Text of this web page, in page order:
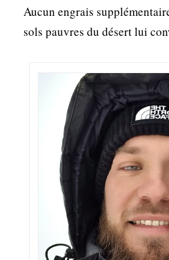
Aucun engrais
sols pauvres du désert lui